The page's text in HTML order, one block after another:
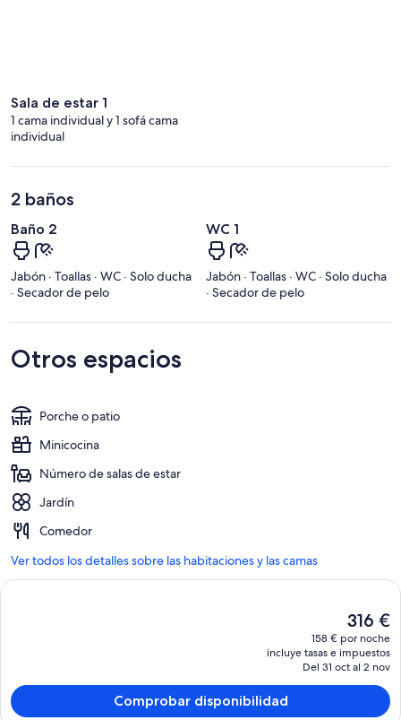
Sala de estar 1
1 cama individual y 1 sofá cama
individual
2 baños
Baño 2
Jabón · Toallas · WC · Solo ducha
· Secador de pelo
WC 1
Jabón · Toallas · WC · Solo ducha
· Secador de pelo
Otros espacios
Porche o patio
Minicocina
Número de salas de estar
Jardín
Comedor
Ver todos los detalles sobre las habitaciones y las camas
El
precio
actual
es
316 €
158 € por noche
incluye tasas e impuestos
Del 31 oct al 2 nov
Comprobar disponibilidad